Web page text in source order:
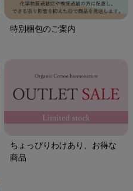
特別梱包のご案内
ちょっぴりわけあり、お得な
商品